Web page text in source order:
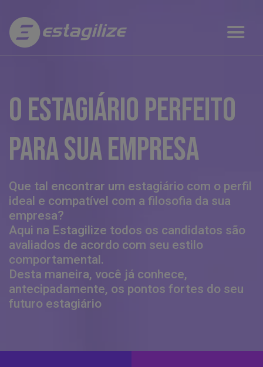
O ESTAGIÁRIO PERFEITO
PARA SUA EMPRESA
Que tal encontrar um estagiário com o perfil
ideal e compatível com a filosofia da sua
empresa?
Aqui na Estagilize todos os candidatos são
avaliados de acordo com seu estilo
comportamental.
Desta maneira, você já conhece,
antecipadamente, os pontos fortes do seu
futuro estagiário